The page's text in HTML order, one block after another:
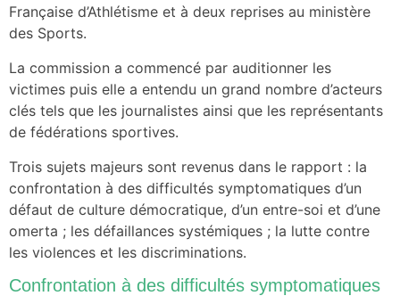
Française d’Athlétisme et à deux reprises au ministère
des Sports.
La commission a commencé par auditionner les
victimes puis elle a entendu un grand nombre d’acteurs
clés tels que les journalistes ainsi que les représentants
de fédérations sportives.
Trois sujets majeurs sont revenus dans le rapport : la
confrontation à des difficultés symptomatiques d’un
défaut de culture démocratique, d’un entre-soi et d’une
omerta ; les défaillances systémiques ; la lutte contre
les violences et les discriminations.
Confrontation à des difficultés symptomatiques